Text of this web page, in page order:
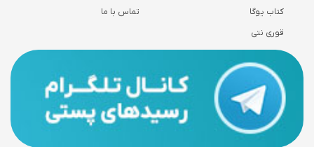
کتاب یوگا
قوری نتی
تماس با ما